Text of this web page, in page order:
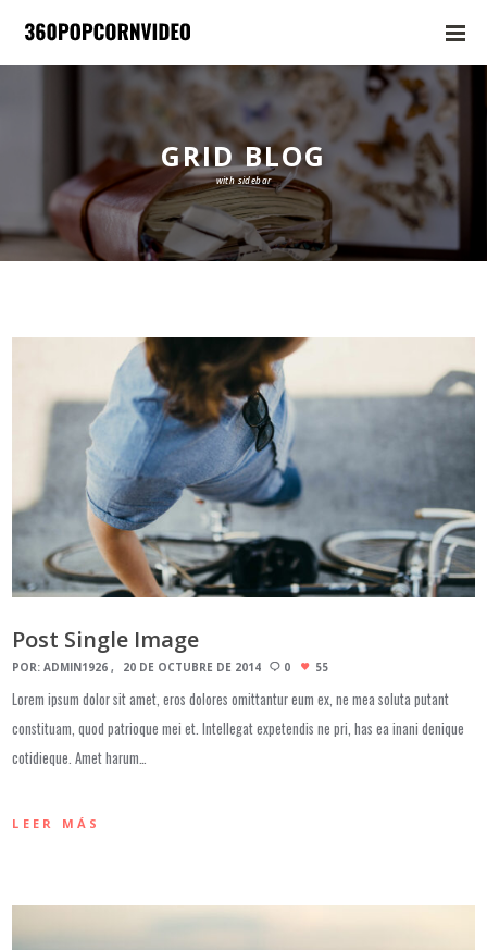
GRID BLOG
with sidebar
Post Single Image
POR:ADMIN1926 20 DE OCTUBRE DE 2014 0 55
Lorem ipsum dolor sit amet, eros dolores omittantur eum ex, ne mea soluta putant
constituam, quod patrioque mei et. Intellegat expetendis ne pri, has ea inani denique
cotidieque. Amet harum…
LEER MÁS